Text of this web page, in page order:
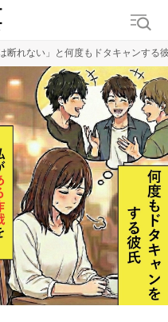
断れない」と何度もドタキャンす